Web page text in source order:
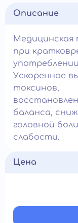
Описание
Медицинская
при
употреблении
Ускоренное
токсинов,
баланса,
головной
слабости.
Цена